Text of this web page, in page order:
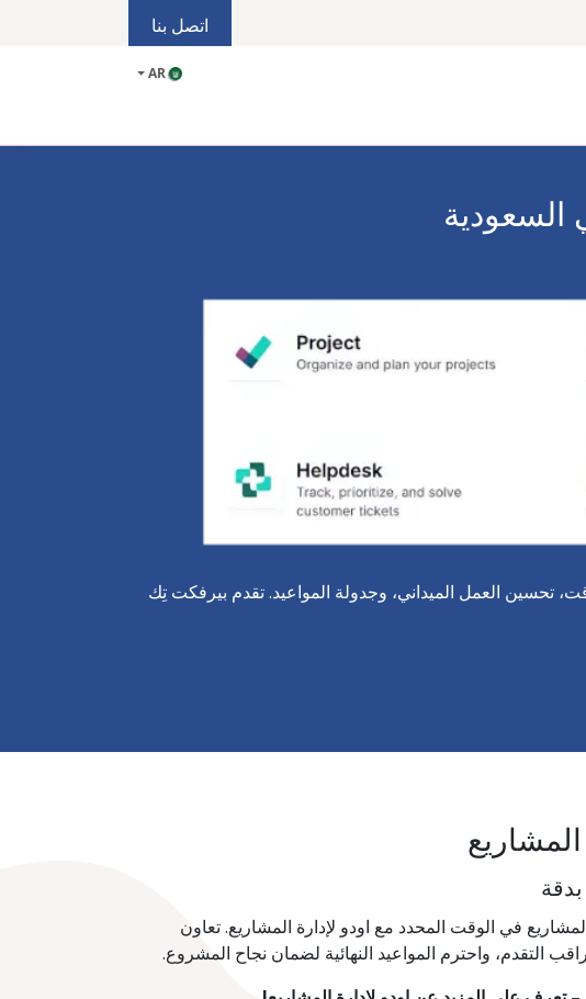
اتصل بنا
AR
السعودية
تحسين العمل الميداني، وجدولة المواعيد. تقدم بيرفكت تِك
المشاريع
في الوقت المحدد مع اودو لإدارة المشاريع. تعاون
التقدم، واحترم المواعيد النهائية لضمان نجاح المشروع.